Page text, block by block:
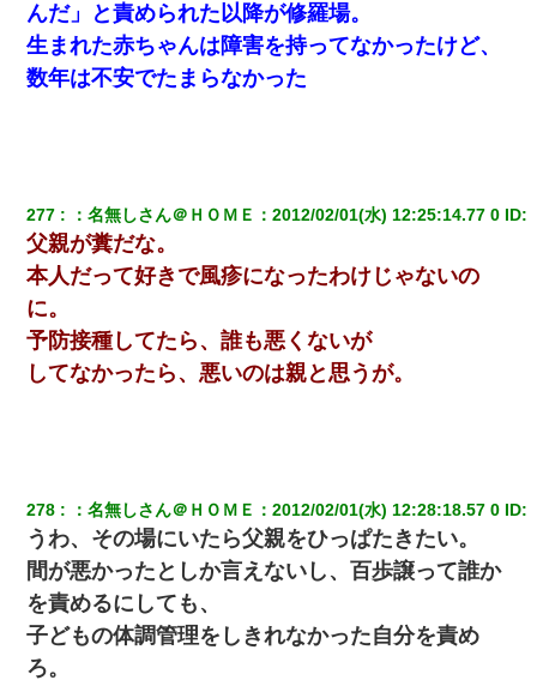
10年ほど前、息子がまだ年中だった時に離婚したんだけど、一昨
年の暮れに突然息子が職場を訪ねてきた。
【クズ】昔、兄がお見合いして「ブスすぎｗｗｗ」と断った女性
が、兄の同級生と結婚。それを知った兄は荒れ狂い、｢嫁さん、俺
のお古ですが気分はどう？」とメールを送った→
姉旦那の友達「ほんとのパパだよ～」私のお腹を触ってほざく。
→思わず手を叩いて振り払ったら…
嘘をついてフリン旅行へ出かけた嫁→翌日、嫁「ただいま～」旦
した。B子「A男くんと別れたって本当？私が付き合ってもい
い？」
嫁が涙声で『会いたいね』とか言っているのが聞こえた。俺「こ
んな時間に誰と電話してんの？」嫁「ごめんなさい…！（大号
泣」俺（キターー）→
全く親しくないママ友Aから突然「飲み会しよう」と誘われたがお
んだ」と責められた以降が修羅場。
生まれた赤ちゃんは障害を持ってなかったけど、
数年は不安でたまらなかった
277 ：名無しさん＠ＨＯＭＥ ：2012/02/01(水) 12:25:14.77 0 ID:
父親が糞だな。
本人だって好きで風疹になったわけじゃないの
に。
予防接種してたら、誰も悪くないが
してなかったら、悪いのは親と思うが。
278 ：名無しさん＠ＨＯＭＥ ：2012/02/01(水) 12:28:18.57 0 ID:
うわ、その場にいたら父親をひっぱたきたい。
間が悪かったとしか言えないし、百歩譲って誰か
を責めるにしても、
子どもの体調管理をしきれなかった自分を責め
ろ。